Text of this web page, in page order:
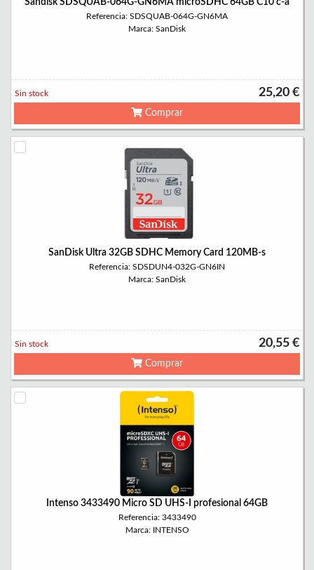
Sandisk SDSQUAB-064G-GN6MA microSDHC 64GB C10 c-a
Referencia: SDSQUAB-064G-GN6MA
Marca: SanDisk
25,20 €
Sin stock
Comprar
SanDisk Ultra 32GB SDHC Memory Card 120MB-s
Referencia: SDSDUN4-032G-GN6IN
Marca: SanDisk
20,55 €
Sin stock
Comprar
Intenso 3433490 Micro SD UHS-I profesional 64GB
Referencia: 3433490
Marca: INTENSO